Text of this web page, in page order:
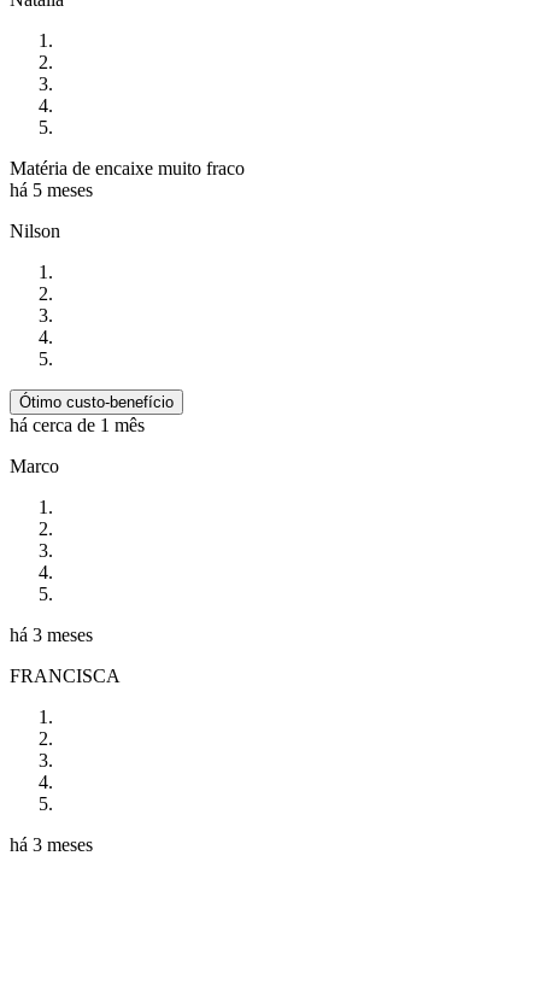
Matéria de encaixe muito fraco
há 5 meses
Nilson
Ótimo custo-benefício
há cerca de 1 mês
Marco
há 3 meses
FRANCISCA
há 3 meses